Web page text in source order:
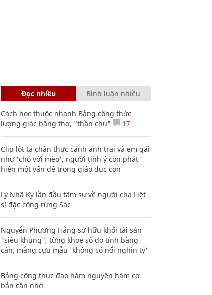
Đọc nhiều Bình luận nhiều
Cách học thuộc nhanh Bảng công thức
lượng giác bằng thơ, "thần chú"
17
Clip lột tả chân thực cảnh anh trai và em gái
như 'chó với mèo', người tinh ý còn phát
hiện một vấn đề trong giáo dục con
Lý Nhã Kỳ lần đầu tâm sự về người cha Liệt
sĩ đặc công rừng Sác
Nguyễn Phương Hằng sở hữu khối tài sản
"siêu khủng", từng khoe sổ đỏ tính bằng
cân, mắng cựu mẫu 'không có nổi nghìn tỷ'
Bảng công thức đạo hàm nguyên hàm cơ
bản cần nhớ